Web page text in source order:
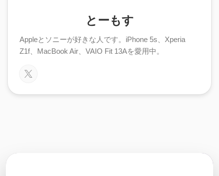
とーもす
Appleとソニーが好きな人です。iPhone 5s、Xperia
Z1f、MacBook Air、VAIO Fit 13Aを愛用中。